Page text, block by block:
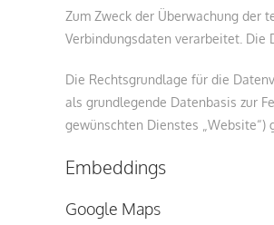
Zum Zweck der Überwachung der
Verbindungsdaten verarbeitet. Die
Die Rechtsgrundlage für die
als grundlegende Datenbasis zur
gewünschten Dienstes „Website“)
Embeddings
Google Maps